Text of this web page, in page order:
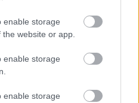
enable storage
website or app.
enable storage
enable storage
Στ. Δέλτα 15, Ψυχικό,